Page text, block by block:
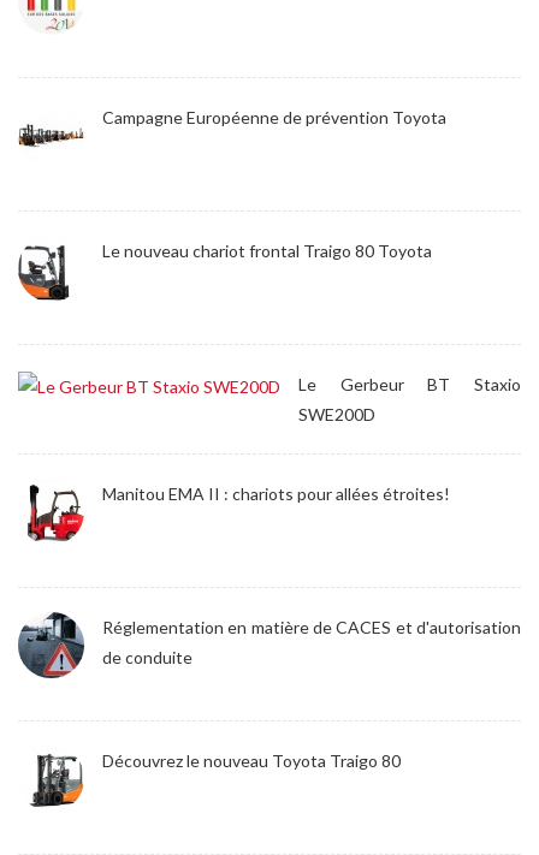
Campagne Européenne de prévention Toyota
Le nouveau chariot frontal Traigo 80 Toyota
Le Gerbeur BT Staxio
SWE200D
Manitou EMA II : chariots pour allées étroites!
Réglementation en matière de CACES et d'autorisation
de conduite
Découvrez le nouveau Toyota Traigo 80